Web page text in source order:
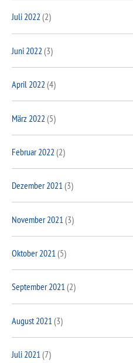
Juli 2022 (2)
Juni 2022 (3)
April 2022 (4)
März 2022 (5)
Februar 2022 (2)
Dezember 2021(3)
November 2021 (3)
Oktober 2021(5)
September 2021(2)
August 2021 (3)
Juli 2021(7)